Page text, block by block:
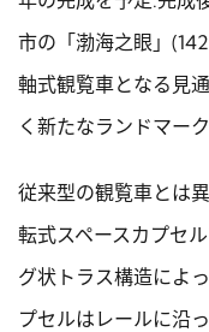
市の「渤海之眼」
軸式観覧車となる見
く新たなランドマー
従来型の観覧車とは
転式スペースカプセ
グ状トラス構造によ
プセルはレールに沿